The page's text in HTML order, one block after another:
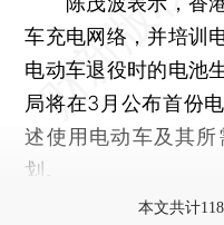
车充电网络，并培训
电动车退役时的电池
局将在3月公布首份
述使用电动车及其
划。
本文共计